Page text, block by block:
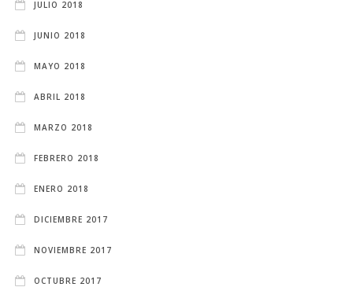
JULIO 2018
JUNIO 2018
MAYO 2018
ABRIL 2018
MARZO 2018
FEBRERO 2018
ENERO 2018
DICIEMBRE 2017
NOVIEMBRE 2017
OCTUBRE 2017